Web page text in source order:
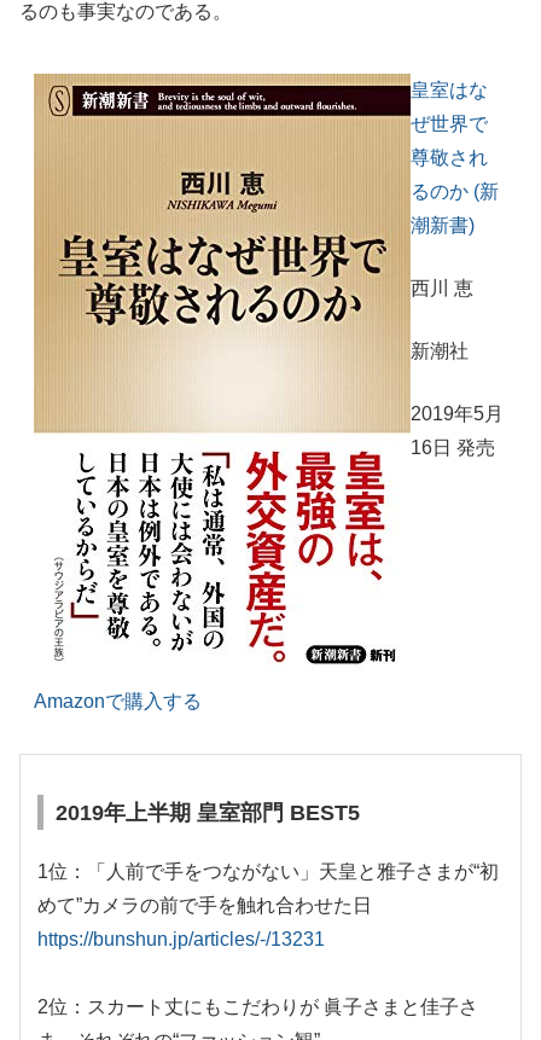
るのも事実なのである。
皇室はな
ぜ世界で
尊敬され
るのか (新
潮新書)
西川 恵
新潮社
2019年5月
16日 発売
Amazonで購入する
2019年上半期 皇室部門 BEST5
1位：「人前で手をつながない」天皇と雅子さまが“初
めて”カメラの前で手を触れ合わせた日
https://bunshun.jp/articles/-/13231
2位：スカート丈にもこだわりが 眞子さまと佳子さ